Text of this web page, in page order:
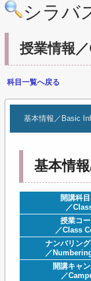
シラバ
授業情報
科目一覧へ戻る
基本情報／Basic
基本情
開講科
／
授業コ
／Class
ナンバリン
／
開講キャ
／